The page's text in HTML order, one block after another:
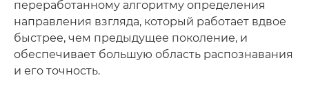
переработанному алгоритму определения
направления взгляда, который работает вдвое
быстрее, чем предыдущее поколение, и
обеспечивает большую область распознавания
и его точность.